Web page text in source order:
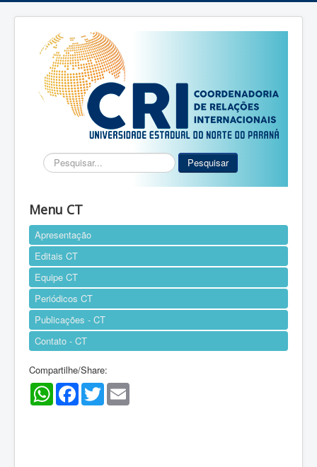
Pesquisar... Pesquisar
Menu CT
Apresentação
Editais CT
Equipe CT
Periódicos CT
Publicações - CT
Contato - CT
Compartilhe/Share:
WhatsAppFacebookTwitter